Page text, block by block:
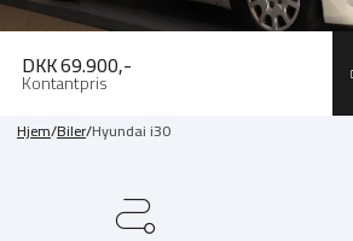
DKK 69.900,-
Kontantpris
Hjem/Biler/Hyundai i30